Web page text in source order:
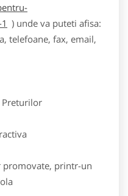
) unde va puteti afisa:
telefoane, fax, email,
Preturilor
printr-un